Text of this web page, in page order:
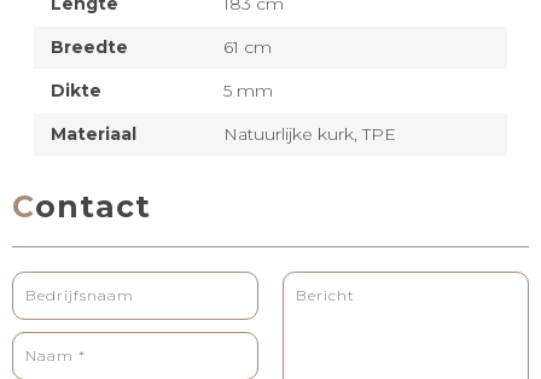
Breedte
61 cm
Dikte
5 mm
Materiaal
Natuurlijke kurk,TPE
Contact